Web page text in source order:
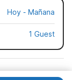
Hoy - Mañana
1 Guest